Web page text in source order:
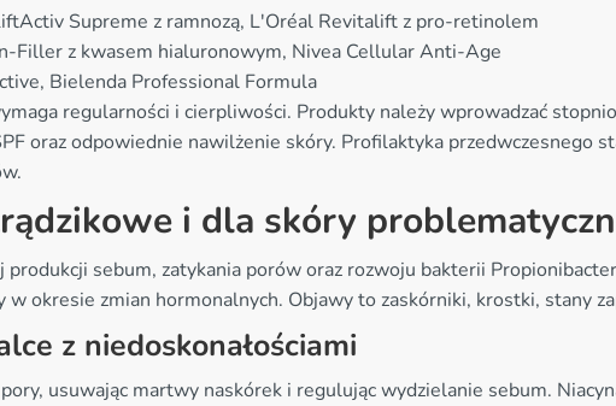
Supreme z ramnozą, L'Oréal Revitalift z pro-retinolem
Filler z kwasem hialuronowym, Nivea Cellular Anti-Age
Bielenda Professional Formula
regularności i cierpliwości. Produkty należy wprowadzać
oraz odpowiednie nawilżenie skóry. Profilaktyka przedwczesnego
i dla skóry
sebum, zatykania porów oraz rozwoju bakterii
w okresie zmian hormonalnych. Objawy to zaskórniki, krostki, stany
z niedoskonałościami
usuwając martwy naskórek i regulując wydzielanie sebum.